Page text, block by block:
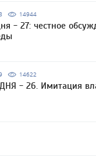
14944
- 27: честное
14622
- 26. Имитация